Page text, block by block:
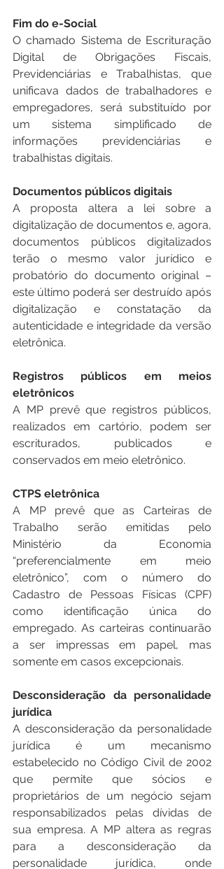
Fim do e-Social
O chamado Sistema de Escrituração
Digital de Obrigações Fiscais,
Previdenciárias e Trabalhistas, que
unificava dados de trabalhadores e
empregadores, será substituído por
um sistema simplificado de
informações previdenciárias e
trabalhistas digitais.
Documentos públicos digitais
A proposta altera a lei sobre a
digitalização de documentos e, agora,
documentos públicos digitalizados
terão o mesmo valor jurídico e
probatório do documento original –
este último poderá ser destruído após
digitalização e constatação da
autenticidade e integridade da versão
eletrônica.
Registros públicos em meios
eletrônicos
A MP prevê que registros públicos,
realizados em cartório, podem ser
escriturados, publicados e
conservados em meio eletrônico.
CTPS eletrônica
A MP prevê que as Carteiras de
Trabalho serão emitidas pelo
Ministério da Economia
“preferencialmente em meio
eletrônico”, com o número do
Cadastro de Pessoas Físicas (CPF)
como identificação única do
empregado. As carteiras continuarão
a ser impressas em papel, mas
somente em casos excepcionais.
Desconsideração da personalidade
jurídica
A desconsideração da personalidade
jurídica é um mecanismo
estabelecido no Código Civil de 2002
que permite que sócios e
proprietários de um negócio sejam
responsabilizados pelas dívidas de
sua empresa. A MP altera as regras
para a desconsideração da
personalidade jurídica, onde